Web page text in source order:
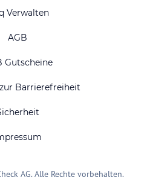
Verwalten
AGB
Gutscheine
Barrierefreiheit
AG. Alle Rechte vorbehalten.